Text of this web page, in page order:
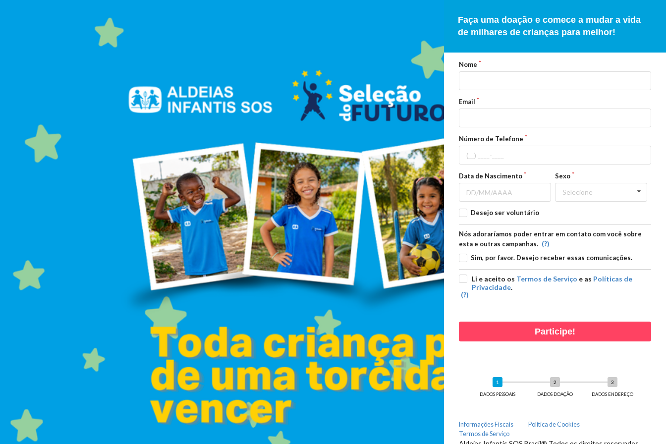
Faça uma doação e comece a mudar a vida
de milhares de crianças para melhor!
Nome
Email
Número de Telefone
Data de Nascimento Sexo
Selecione
Desejo ser voluntário
Nós adoraríamos poder entrar em contato com você sobre
esta e outras campanhas. (?)
Sim, por favor. Desejo receber essas comunicações.
Li e aceito os Termos de Serviço e as Políticas de
Privacidade.
(?)
Participe!
DADOS PESSOAIS DADOS DOAÇÃO DADOS ENDEREÇO
Informações Fiscais
Política de Cookies
Termos de Serviço